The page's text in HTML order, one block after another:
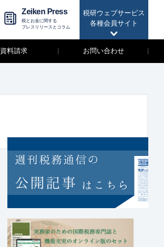
税研ウェブサービス
各種会員サイト
Zeiken Press
税とお金に関する
プレスリリースとコラム
資料請求 お問い合わせ